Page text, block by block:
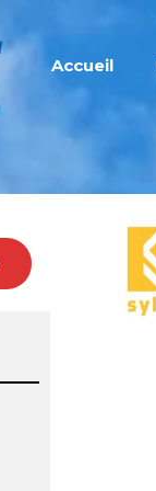
Accueil